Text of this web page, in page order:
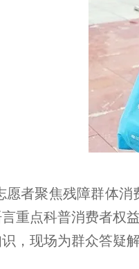
愿者聚焦残障群体
重点科普消费者权
，现场为群众答疑